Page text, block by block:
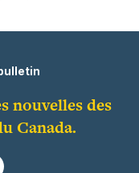
nouvelles des
Canada.